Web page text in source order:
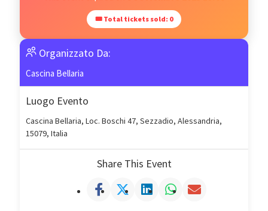
🎟 Total tickets sold: 0
Organizzato Da:
Cascina Bellaria
Luogo Evento
Cascina Bellaria, Loc. Boschi 47, Sezzadio, Alessandria,
15079, Italia
Share This Event